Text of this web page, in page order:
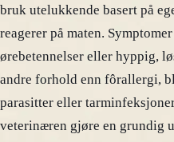
bruk utelukkende basert på
reagerer på maten.
ørebetennelser eller hyppig,
andre forhold enn fôrallergi,
parasitter eller
veterinæren gjøre en grundig